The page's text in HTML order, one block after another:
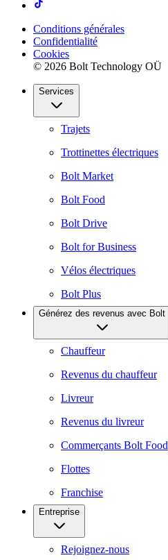
Conditions générales
Confidentialité
Cookies
© 2026 Bolt Technology OÜ
Services
Trajets
Trottinettes électriques
Bolt Market
Bolt Food
Bolt Drive
Bolt for Business
Vélos électriques
Bolt Plus
Générez des revenus avec Bolt
Chauffeur
Revenus du chauffeur
Livreur
Revenus du livreur
Commerçants Bolt Food
Flottes
Franchise
Entreprise
Rejoignez-nous